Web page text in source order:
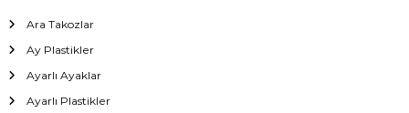
Ara Takozlar
Ay Plastikler
Ayarlı Ayaklar
Ayarlı Plastikler